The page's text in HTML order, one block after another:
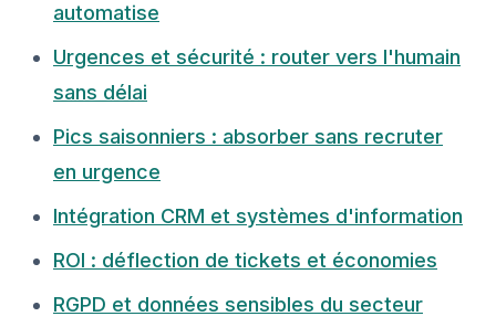
automatise
Urgences et sécurité : router vers l'humain
sans délai
Pics saisonniers : absorber sans recruter
en urgence
Intégration CRM et systèmes d'information
ROI : déflection de tickets et économies
RGPD et données sensibles du secteur